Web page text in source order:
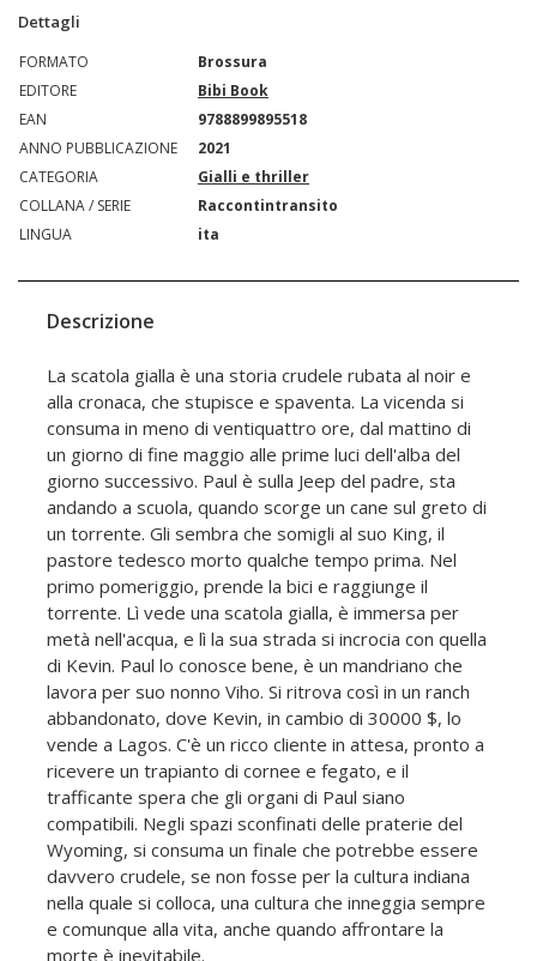
Dettagli
FORMATO
Brossura
EDITORE
Bibi Book
EAN
9788899895518
ANNO PUBBLICAZIONE
2021
CATEGORIA
Gialli e thriller
COLLANA / SERIE
Raccontintransito
LINGUA
ita
Descrizione
La scatola gialla è una storia crudele rubata al noir e
alla cronaca, che stupisce e spaventa. La vicenda si
consuma in meno di ventiquattro ore, dal mattino di
un giorno di fine maggio alle prime luci dell'alba del
giorno successivo. Paul è sulla Jeep del padre, sta
andando a scuola, quando scorge un cane sul greto di
un torrente. Gli sembra che somigli al suo King, il
pastore tedesco morto qualche tempo prima. Nel
primo pomeriggio, prende la bici e raggiunge il
torrente. Lì vede una scatola gialla, è immersa per
metà nell'acqua, e lì la sua strada si incrocia con quella
di Kevin. Paul lo conosce bene, è un mandriano che
lavora per suo nonno Viho. Si ritrova così in un ranch
abbandonato, dove Kevin, in cambio di 30000 $, lo
vende a Lagos. C'è un ricco cliente in attesa, pronto a
ricevere un trapianto di cornee e fegato, e il
trafficante spera che gli organi di Paul siano
compatibili. Negli spazi sconfinati delle praterie del
Wyoming, si consuma un finale che potrebbe essere
davvero crudele, se non fosse per la cultura indiana
nella quale si colloca, una cultura che inneggia sempre
e comunque alla vita, anche quando affrontare la
morte è inevitabile.